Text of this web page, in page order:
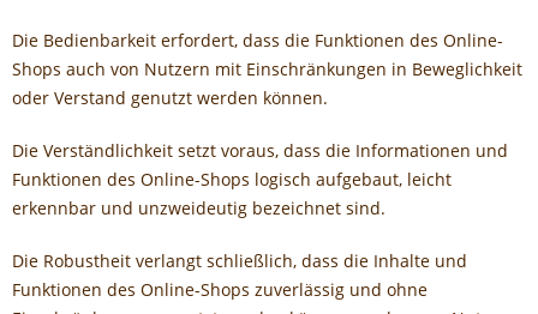
Die Bedienbarkeit erfordert, dass die Funktionen des Online-
Shops auch von Nutzern mit Einschränkungen in Beweglichkeit
oder Verstand genutzt werden können.
Die Verständlichkeit setzt voraus, dass die Informationen und
Funktionen des Online-Shops logisch aufgebaut, leicht
erkennbar und unzweideutig bezeichnet sind.
Die Robustheit verlangt schließlich, dass die Inhalte und
Funktionen des Online-Shops zuverlässig und ohne